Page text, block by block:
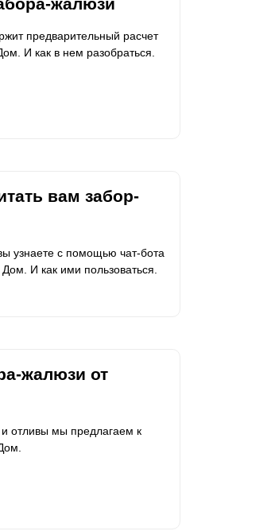
предварительный расчет
И как в нем разобраться.
вам забор-
узнаете с помощью чат-бота
И как ими пользоваться.
жалюзи от
и отливы мы предлагаем к